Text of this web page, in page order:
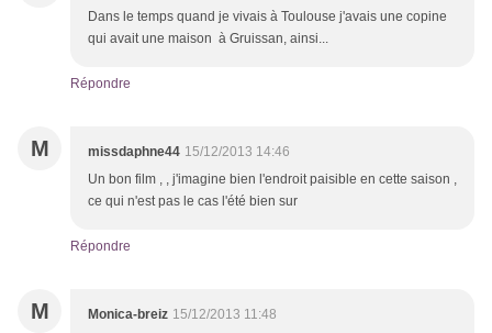
Dans le temps quand je vivais à Toulouse j'avais une copine
qui avait une maison à Gruissan, ainsi...
Répondre
M missdaphne44 15/12/2013 14:46
Un bon film , , j'imagine bien l'endroit paisible en cette saison ,
ce qui n'est pas le cas l'été bien sur
Répondre
M Monica-breiz 15/12/2013 11:48